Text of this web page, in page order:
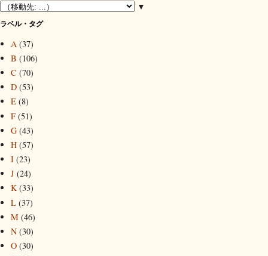
▼
ラベル・タグ
A (37)
B (106)
C (70)
D (53)
E (8)
F (51)
G (43)
H (57)
I (23)
J (24)
K (33)
L (37)
M (46)
N (30)
O (30)